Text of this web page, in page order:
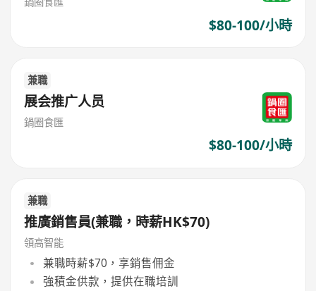
$80-100/小時
兼職
展会推广人员
鍋圈食匯
$80-100/小時
兼職
推廣銷售員(兼職，時薪HK$70)
領高智能
兼職時薪$70，享銷售佣金
強積金供款，提供在職培訓